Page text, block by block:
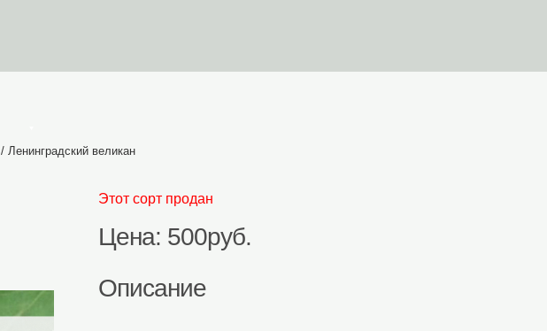
/ Ленинградский великан
Этот сорт продан
Цена: 500руб.
Описание